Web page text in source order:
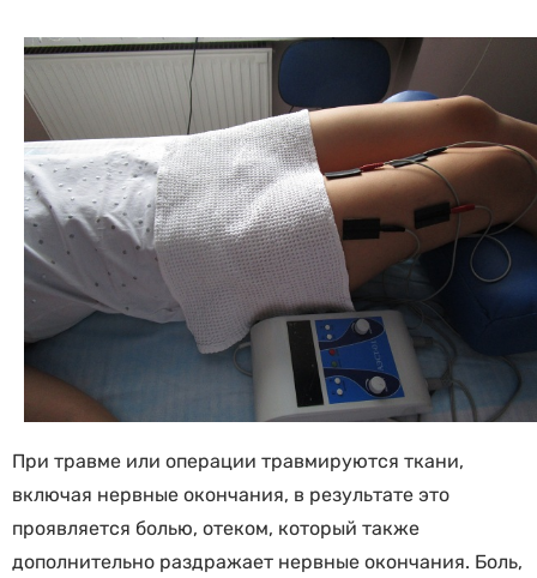
При травме или операции травмируются ткани,
включая нервные окончания, в результате это
проявляется болью, отеком, который также
дополнительно раздражает нервные окончания. Боль,